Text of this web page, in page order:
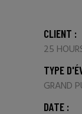
CLIENT :
25
TYPE
GRAND
DATE :